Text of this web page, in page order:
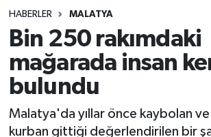
HABERLER MALATYA
Bin 250 rakımdaki
mağarada insan
bulundu
Malatya'da yıllar önce kaybolan
kurban gittiği değerlendirilen bir
Spor
Teknoloji
Yaşam